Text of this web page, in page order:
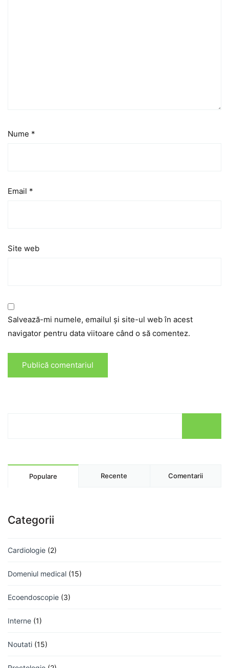
Nume *
Email *
Site web
Salvează-mi numele, emailul și site-ul web în acest
navigator pentru data viitoare când o să comentez.
Populare Recente Comentarii
Categorii
Cardiologie (2)
Domeniul medical (15)
Ecoendoscopie (3)
Interne (1)
Noutati (15)